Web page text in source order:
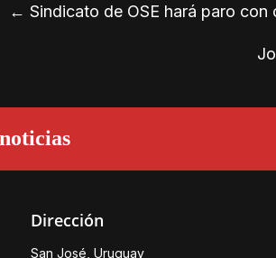
← Sindicato de OSE hará paro
Dirección
San José, Uruguay